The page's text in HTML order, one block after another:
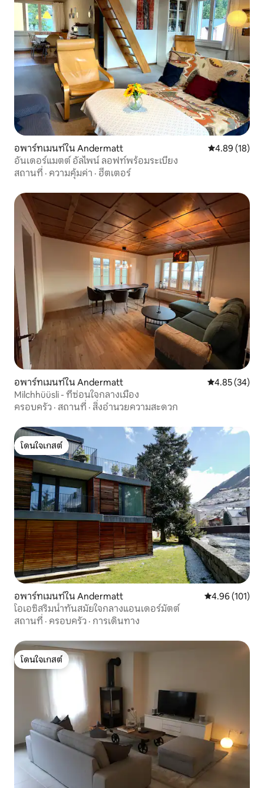
อพาร์ทเมนท์ใน Andermatt คะแนนเฉลี่ย
4.89 (18)
อันเดอร์แมตต์ อัลไพน์ ลอฟท์พร้อมระเบียง
สถานที่ · ความคุ้มค่า · ฮีตเตอร์
อพาร์ทเมนท์ใน Andermatt คะแนนเฉลี่ย
4.85 (34)
Milchhüüsli - ที่ซ่อนใจกลางเมือง
ครอบครัว · สถานที่ · สิ่งอำนวยความสะดวก
โดนใจเกสต์
โดนใจเกสต์
อพาร์ทเมนท์ใน Andermatt คะแนนเฉลี่ย
4.96 (101)
โอเอซิสริมน้ำทันสมัยใจกลางแอนเดอร์มัตต์
สถานที่ · ครอบครัว · การเดินทาง
โดนใจเกสต์
โดนใจเกสต์